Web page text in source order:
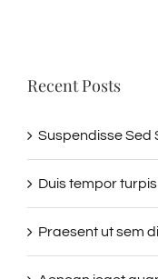
Recent Posts
Suspendisse Sed
Duis tempor
Praesent ut sem